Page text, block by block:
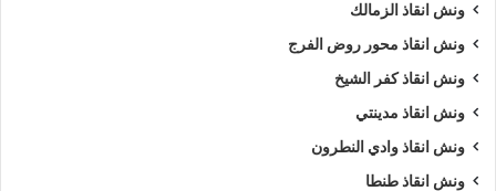
ونش انقاذ الزمالك
ونش انقاذ محور روض الفرج
ونش انقاذ كفر الشيخ
ونش انقاذ مدينتي
ونش انقاذ وادي النطرون
ونش انقاذ طنطا